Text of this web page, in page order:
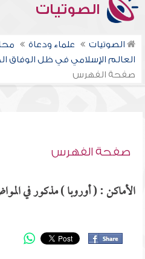
الصوتيات
الصوتيات علماء ودعاة
العالم الإسلامي في ظل الوفاق
صفحة الفهرس
صفحة الفهرس
الأماكن : ( أوروبا ) مذكور في